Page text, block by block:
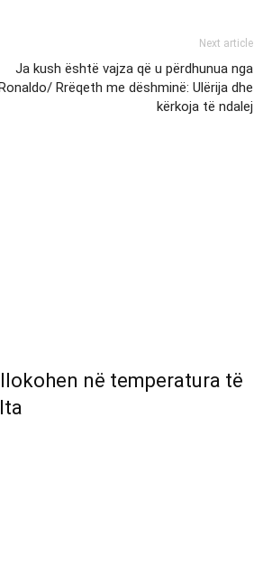
Next article
Ja kush është vajza që u përdhunua nga
Rrëqeth me dëshminë: Ulërija dhe
kërkoja të ndalej
në temperatura të